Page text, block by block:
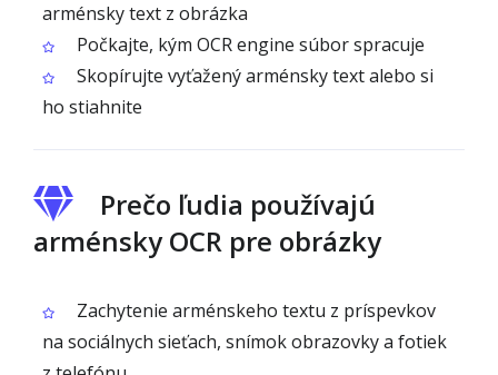
arménsky text z obrázka
Počkajte, kým OCR engine súbor spracuje
Skopírujte vyťažený arménsky text alebo si
ho stiahnite
Prečo ľudia používajú
arménsky OCR pre obrázky
Zachytenie arménskeho textu z príspevkov
na sociálnych sieťach, snímok obrazovky a fotiek